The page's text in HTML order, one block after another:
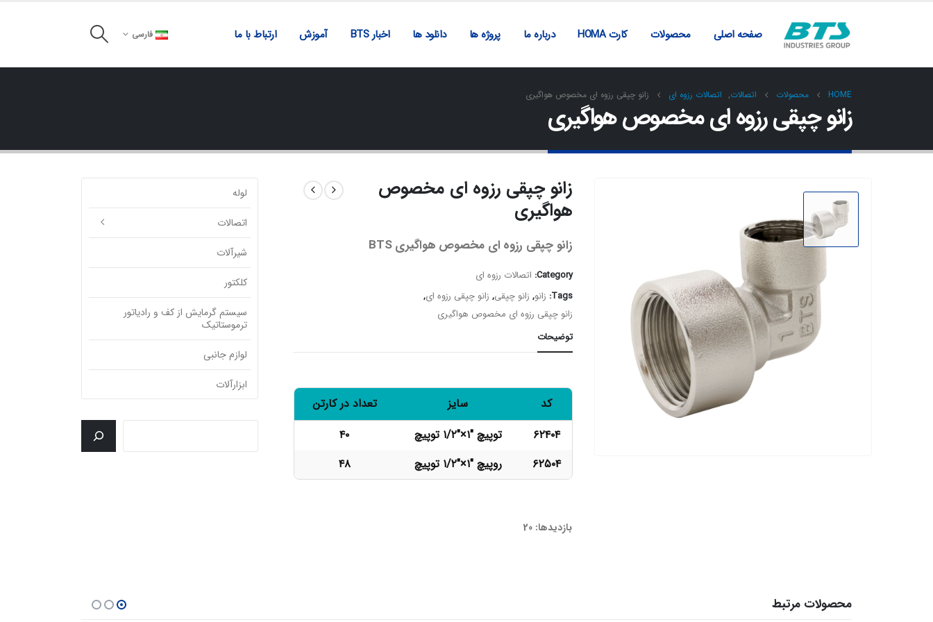
صفحه اصلی محصولات کارت HOMA درباره ما پروژه ها دانلود ها اخبار BTS آموزش ارتباط با ما فارسی
HOME محصولات اتصالات, اتصالات رزوه ای زانو چپقی رزوه ای مخصوص هواگیری
زانو چپقی رزوه ای مخصوص هواگیری
زانو چپقی رزوه ای مخصوص
هواگیری
زانو چپقی رزوه ای مخصوص هواگیری BTS
Category: اتصالات رزوه ای
Tags: زانو, زانو چپقی, زانو چپقی رزوه ای,
زانو چپقی رزوه ای مخصوص هواگیری
توضیحات
کد سایز
تعداد در کارتن
۶۲۴۰۴
توپیچ "۱×"۱/۲ توپیچ
۴۰
۶۲۵۰۴
روپیچ "۱×"۱/۲ توپیچ ۴۸
بازدیدها: 20
لوله
اتصالات
شیرآلات
کلکتور
سیستم گرمایش از کف و رادیاتور
ترموستاتیک
لوازم جانبی
ابزارآلات
محصولات مرتبط